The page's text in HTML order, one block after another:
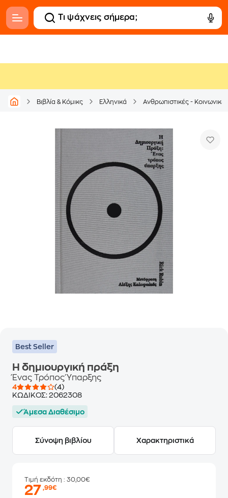
Βιβλία & Κόμικς Ελληνικά Ανθρωπιστικές -
Best Seller
H δημιουργική πράξη
Ένας Τρόπος Ύπαρξης
4
(4)
ΚΩΔΙΚΟΣ: 2062308
Άμεσα Διαθέσιμο
Σύνοψη βιβλίου Χαρακτηριστικά
Τιμή εκδότη : 30,00€
27,99€